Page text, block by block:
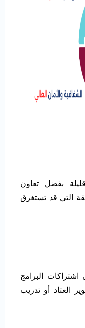
بفضل تعاون
التي قد تستغرق
البرامج
العتاد أو تدريب